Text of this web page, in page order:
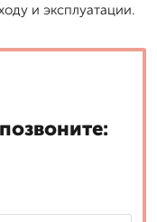
и эксплуатации.